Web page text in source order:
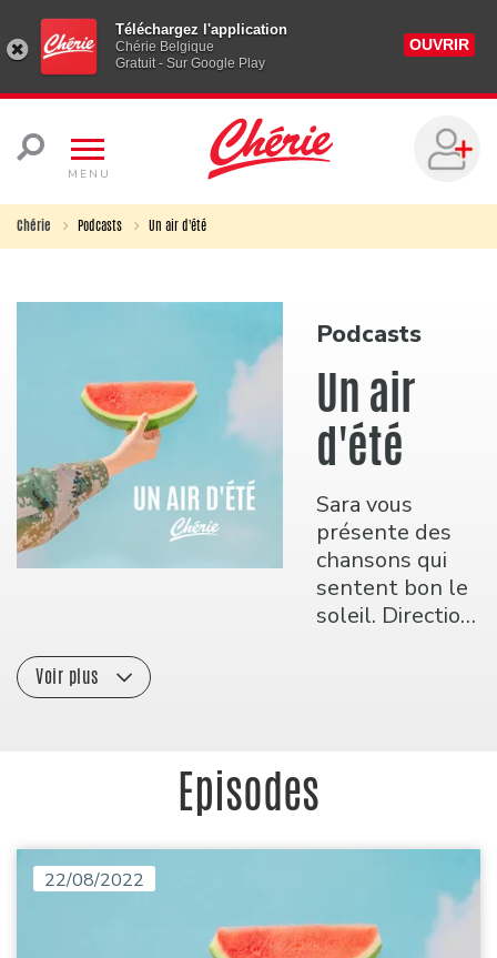
Téléchargez l'application
Chérie Belgique
Gratuit - Sur Google Play
OUVRIR
MENU
Chérie Podcasts Un air d'été
Podcasts
Un air
d'été
Sara vous
présente des
chansons qui
sentent bon le
soleil. Direction
précédentes
périodes
Voir plus
Episodes
22/08/2022